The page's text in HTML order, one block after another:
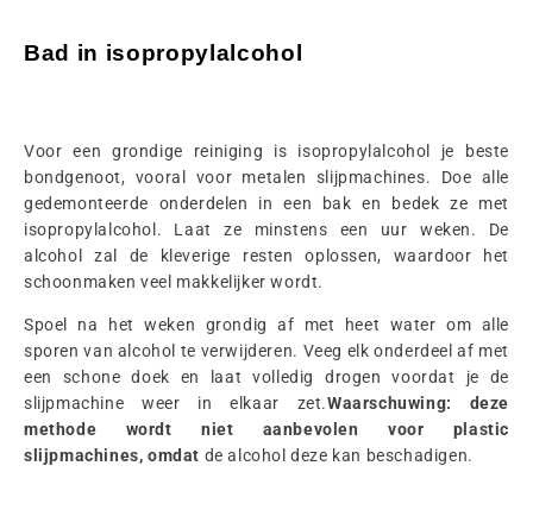
Bad in isopropylalcohol
Voor een grondige reiniging is isopropylalcohol je beste
bondgenoot, vooral voor metalen slijpmachines. Doe alle
gedemonteerde onderdelen in een bak en bedek ze met
isopropylalcohol. Laat ze minstens een uur weken. De
alcohol zal de kleverige resten oplossen, waardoor het
schoonmaken veel makkelijker wordt.
Spoel na het weken grondig af met heet water om alle
sporen van alcohol te verwijderen. Veeg elk onderdeel af met
een schone doek en laat volledig drogen voordat je de
slijpmachine weer in elkaar zet.Waarschuwing: deze
methode wordt niet aanbevolen voor plastic
slijpmachines, omdat de alcohol deze kan beschadigen.